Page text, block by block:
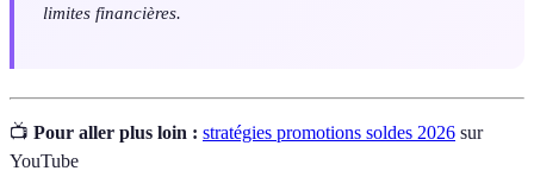
limites financières.
📺 Pour aller plus loin : stratégies promotions soldes 2026 sur
YouTube